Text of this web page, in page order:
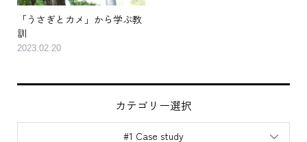
「うさぎとカメ」から学ぶ教
訓
カテゴリー選択